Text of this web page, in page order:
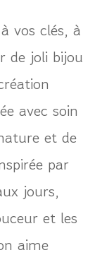
vos clés, à
de joli bijou
avec soin
et de
par
jours,
et les
aime